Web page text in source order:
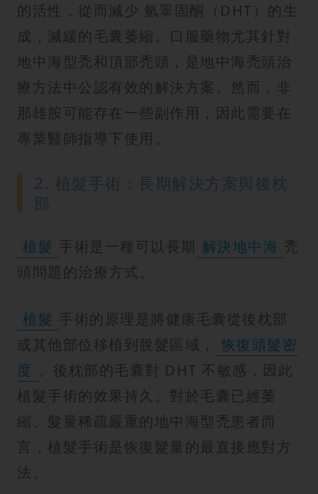
的活性，從而減少 氫睪固酮（DHT）的生
成，減緩的毛囊萎縮。口服藥物尤其針對
地中海型禿和頂部禿頭，是地中海禿頭治
療方法中公認有效的解決方案。然而，非
那雄胺可能存在一些副作用，因此需要在
專業醫師指導下使用。
植髮 手術是一種可以長期 解決地中海 禿
頭問題的治療方式。
植髮 手術的原理是將健康毛囊從後枕部
或其他部位移植到脫髮區域，
恢復頭髮密
度
。後枕部的毛囊對 DHT 不敏感，因此
植髮手術的效果持久。對於毛囊已經萎
縮、髮量稀疏嚴重的地中海型禿患者而
言，植髮手術是恢復髮量的最直接應對方
法。